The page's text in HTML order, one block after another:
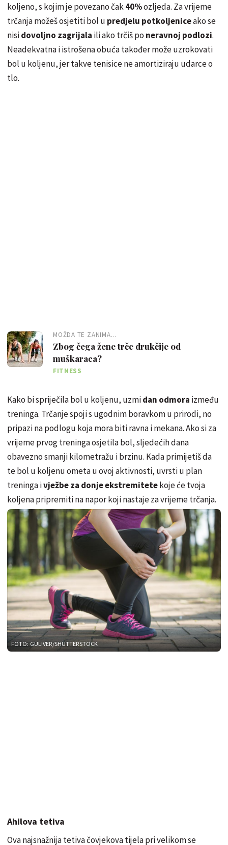
koljeno, s kojim je povezano čak40%ozljeda. Za vrijeme
trčanja možeš osjetiti bol u predjelu potkoljeniceako se
nisidovoljno zagrijala ili ako trčiš po neravnoj podlozi.
Neadekvatna i istrošena obuća također može uzrokovati
bol u koljenu, jer takve tenisice ne amortiziraju udarce o
tlo.
MOŽDA TE ZANIMA...
Zbog čega žene trče drukčije od
muškaraca?
FITNESS
Kako bi spriječila bol u koljenu, uzmidan odmora između
treninga. Trčanje spoji s ugodnim boravkom u prirodi, no
pripazi na podlogu koja mora biti ravna i mekana. Ako si za
vrijeme prvog treninga osjetila bol, sljedećih dana
obavezno smanji kilometražu i brzinu. Kada primijetiš da
te bol u koljenu ometa u ovoj aktivnosti, uvrsti u plan
treninga ivježbe za donje ekstremitetekoje će tvoja
koljena pripremiti na napor koji nastaje za vrijeme trčanja.
FOTO: GULIVER/SHUTTERSTOCK
Ahilova tetiva
Ova najsnažnija tetiva čovjekova tijela pri velikom se